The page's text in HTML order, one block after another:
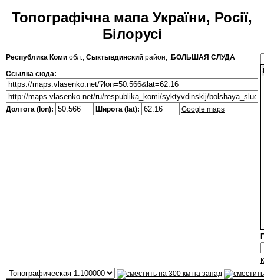
Топографічна мапа України, Росії,
Білорусі
Республика Коми обл., Сыктывдинский район, .БОЛЬШАЯ СЛУДА
Ссылка сюда:
Долгота (lon): Широта (lat): Google maps